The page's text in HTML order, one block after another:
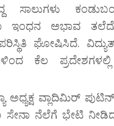
ಸಾಲುಗಳು
ಇಂಧನ ಅಭಾವ
ಘೋಷಿಸಿದೆ.
ಕೆಲ
ಅಧ್ಯಕ್ಷ ವ್ಲಾದಿಮಿರ್ ಪುಟಿನ್
ನೆಲೆಗೆ ಭೇಟಿ